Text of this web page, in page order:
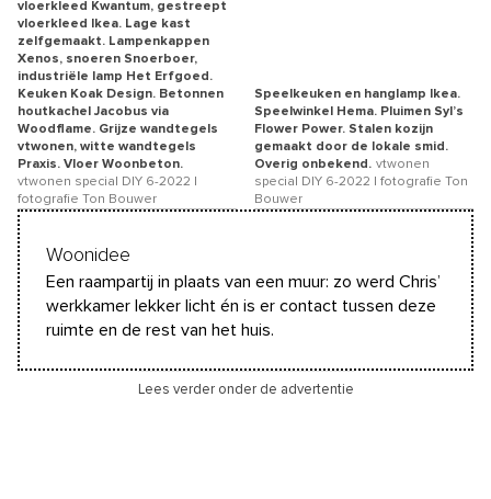
vloerkleed Kwantum, gestreept
vloerkleed Ikea. Lage kast
zelfgemaakt. Lampenkappen
Xenos, snoeren Snoerboer,
industriële lamp Het Erfgoed.
Keuken Koak Design. Betonnen
houtkachel Jacobus via
Woodflame. Grijze wandtegels
vtwonen, witte wandtegels
Praxis. Vloer Woonbeton.
vtwonen special DIY 6-2022 |
fotografie Ton Bouwer
Speelkeuken en hanglamp Ikea.
Speelwinkel Hema. Pluimen Syl’s
Flower Power. Stalen kozijn
gemaakt door de lokale smid.
Overig onbekend. vtwonen
special DIY 6-2022 | fotografie Ton
Bouwer
Woonidee
Een raampartij in plaats van een muur: zo werd Chris’
werkkamer lekker licht én is er contact tussen deze
ruimte en de rest van het huis.
Lees verder onder de advertentie